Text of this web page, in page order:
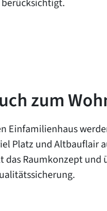
zum
Einfamilienhaus
Platz und Altbauflair
das Raumkonzept